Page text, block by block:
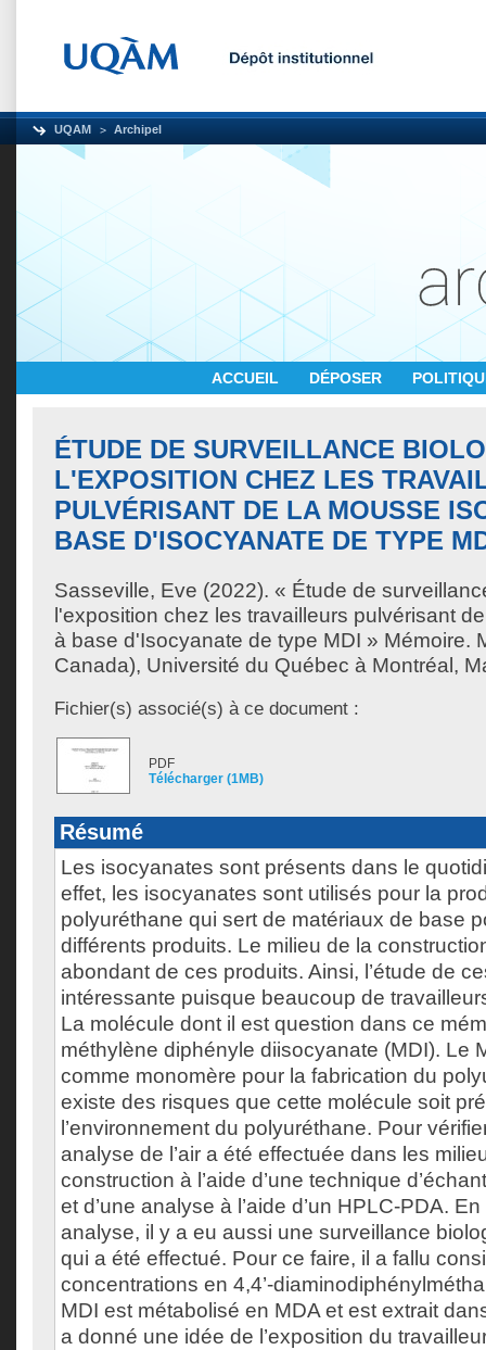
UQAM Archipel
ACCUEIL DÉPOSER
ÉTUDE DE SURVEILLANCE
L'EXPOSITION CHEZ LES
PULVÉRISANT DE LA MOUSSE
BASE D'ISOCYANATE DE TYPE
Sasseville, Eve (2022). « Étude de
l'exposition chez les travailleurs pulvérisant
à base d'Isocyanate de type MDI » Mémoire.
Canada), Université du Québec à Montréal,
Fichier(s) associé(s) à ce document :
PDF
Télécharger (1MB)
Résumé
Les isocyanates sont présents dans le
effet, les isocyanates sont utilisés pour la
polyuréthane qui sert de matériaux de base
différents produits. Le milieu de la
abondant de ces produits. Ainsi, l’étude de
intéressante puisque beaucoup de
La molécule dont il est question dans ce
méthylène diphényle diisocyanate (MDI). Le
comme monomère pour la fabrication du
existe des risques que cette molécule soit
l’environnement du polyuréthane. Pour
analyse de l’air a été effectuée dans les
construction à l’aide d’une technique
et d’une analyse à l’aide d’un HPLC-PDA.
analyse, il y a eu aussi une surveillance
qui a été effectué. Pour ce faire, il a fallu
concentrations en 4,4’-
MDI est métabolisé en MDA et est extrait
a donné une idée de l’exposition du